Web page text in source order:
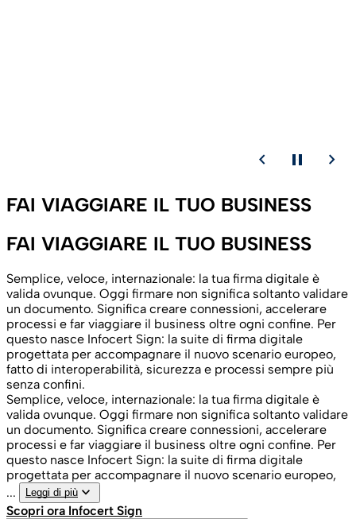
chevron_backward pause chevron_forward
FAI VIAGGIARE IL TUO BUSINESS
FAI VIAGGIARE IL TUO BUSINESS
Semplice, veloce, internazionale: la tua firma digitale è
valida ovunque. Oggi firmare non significa soltanto validare
un documento. Significa creare connessioni, accelerare
processi e far viaggiare il business oltre ogni confine. Per
questo nasce Infocert Sign: la suite di firma digitale
progettata per accompagnare il nuovo scenario europeo,
fatto di interoperabilità, sicurezza e processi sempre più
senza confini.
Semplice, veloce, internazionale: la tua firma digitale è
valida ovunque. Oggi firmare non significa soltanto validare
un documento. Significa creare connessioni, accelerare
processi e far viaggiare il business oltre ogni confine. Per
questo nasce Infocert Sign: la suite di firma digitale
progettata per accompagnare il nuovo scenario europeo,
...
Leggi di più keyboard_arrow_down
Scopri ora Infocert Sign